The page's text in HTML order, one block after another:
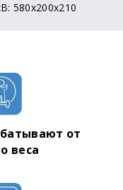
580х200х210
от
веса